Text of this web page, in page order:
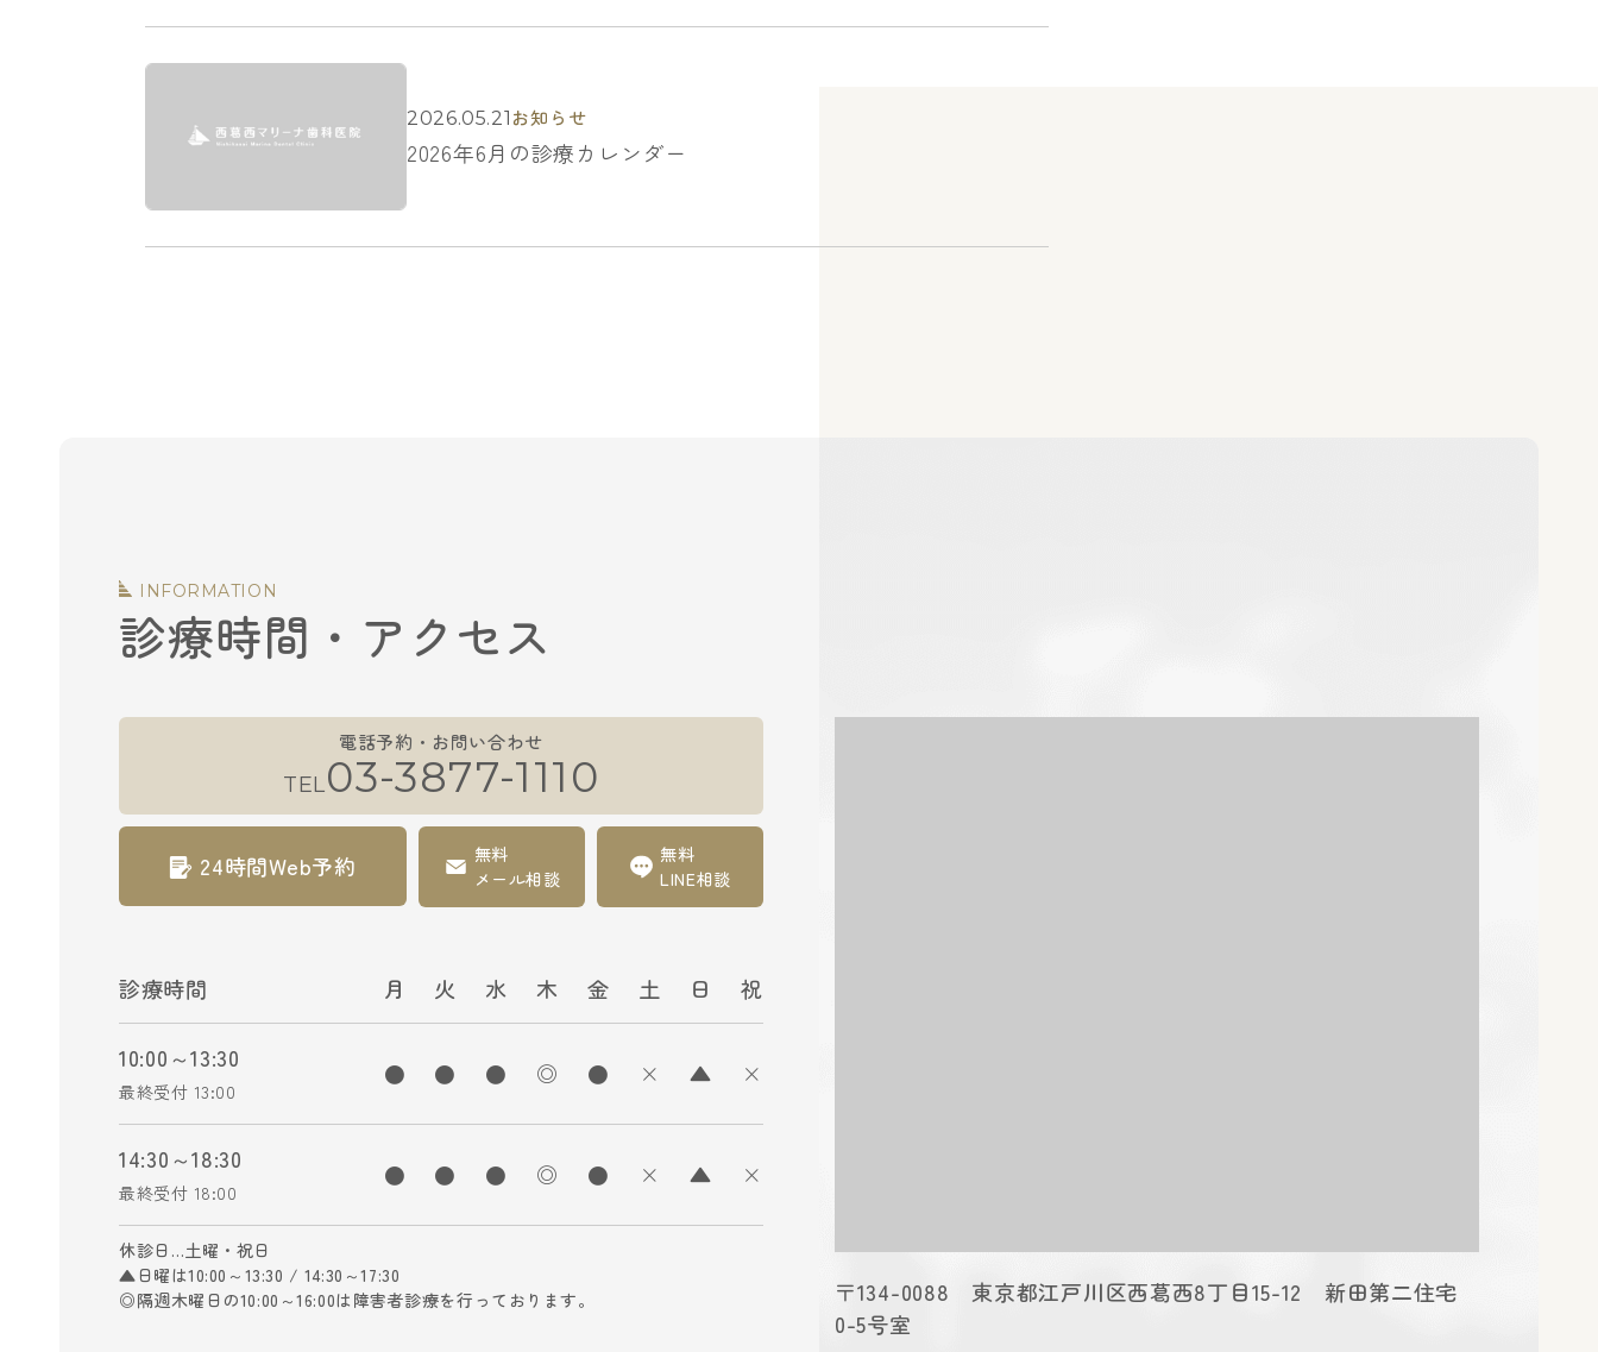
2026.05.21お知らせ
2026年6月の診療カレンダー
INFORMATION
診療時間・アクセス
電話予約・お問い合わせ
TEL03-3877-1110
24時間Web予約
無料
メール相談
無料
LINE相談
診療時間 月 火 水 木 金 土 日 祝
10:00～13:30
最終受付 13:00
● ● ● ◎ ● × ▲ ×
14:30～18:30
最終受付 18:00
● ● ● ◎ ● × ▲ ×
休診日…土曜・祝日
▲日曜は10:00～13:30 / 14:30～17:30
◎隔週木曜日の10:00～16:00は障害者診療を行っております。
〒134-0088 東京都江戸川区西葛西8丁目15-12 新田第二住宅
0-5号室